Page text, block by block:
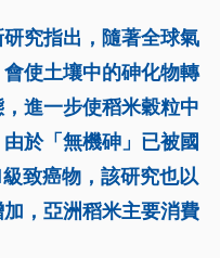
究指出，隨著全球氣
使土壤中的砷化物轉
進一步使稻米穀粒中
於「無機砷」已被國
致癌物，該研究也以
，亞洲稻米主要消費